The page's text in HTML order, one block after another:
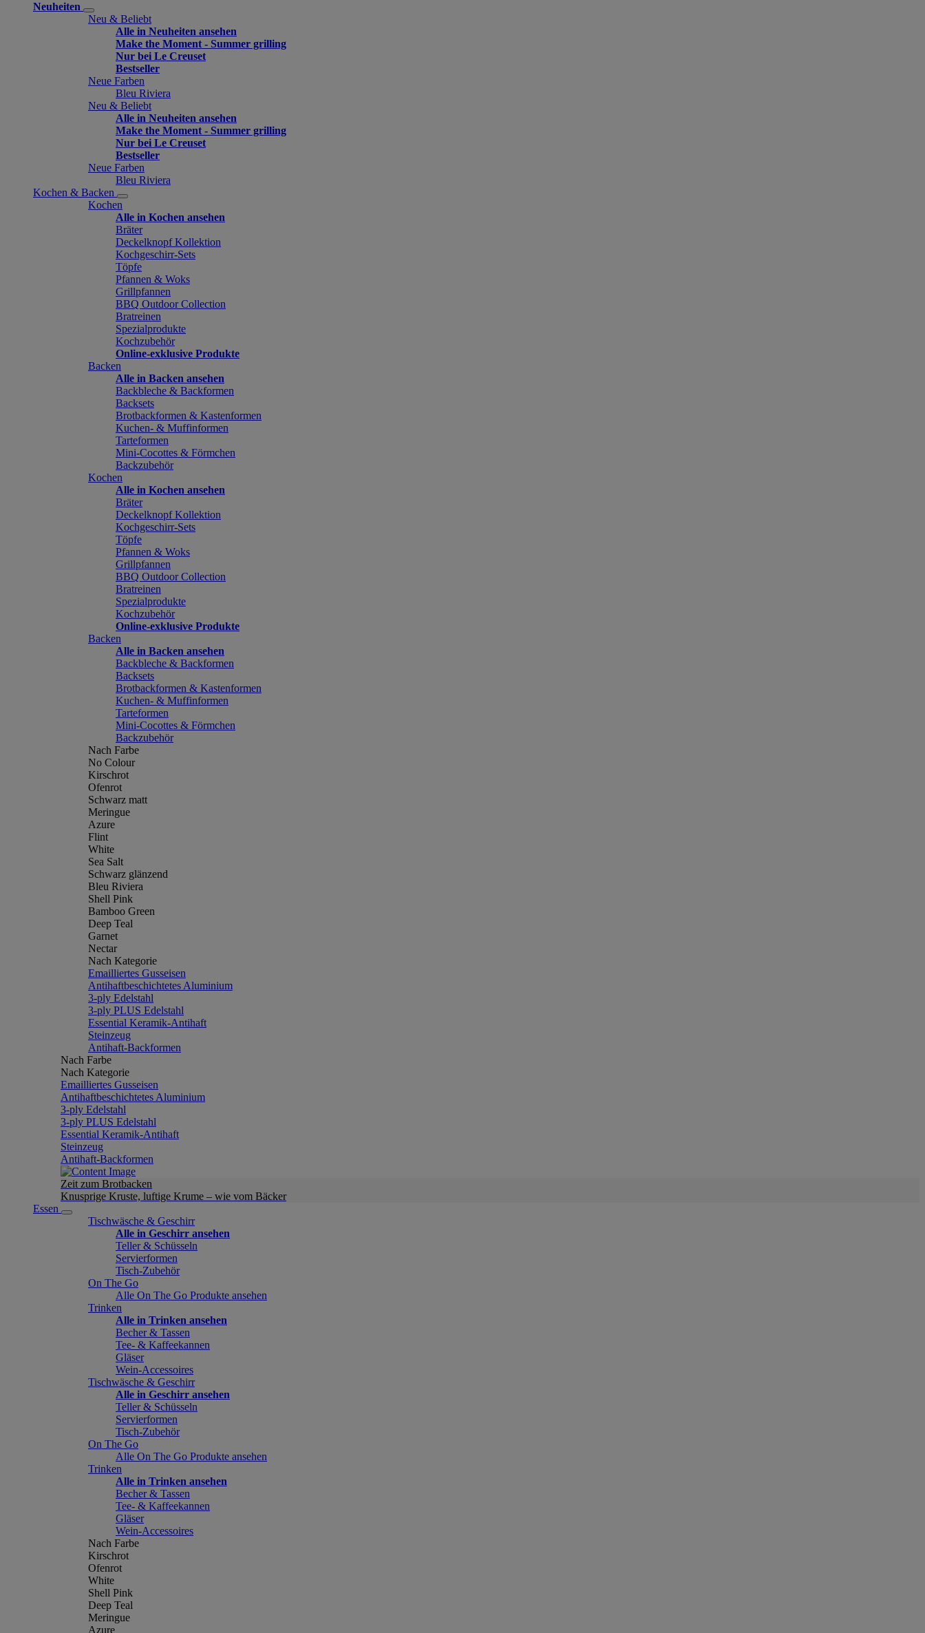
Neuheiten
Neu & Beliebt
Alle in Neuheiten ansehen
Make the Moment - Summer grilling
Nur bei Le Creuset
Bestseller
Neue Farben
Bleu Riviera
Neu & Beliebt
Alle in Neuheiten ansehen
Make the Moment - Summer grilling
Nur bei Le Creuset
Bestseller
Neue Farben
Bleu Riviera
Kochen & Backen
Kochen
Alle in Kochen ansehen
Bräter
Deckelknopf Kollektion
Kochgeschirr-Sets
Töpfe
Pfannen & Woks
Grillpfannen
BBQ Outdoor Collection
Bratreinen
Spezialprodukte
Kochzubehör
Online-exklusive Produkte
Backen
Alle in Backen ansehen
Backbleche & Backformen
Backsets
Brotbackformen & Kastenformen
Kuchen- & Muffinformen
Tarteformen
Mini-Cocottes & Förmchen
Backzubehör
Kochen
Alle in Kochen ansehen
Bräter
Deckelknopf Kollektion
Kochgeschirr-Sets
Töpfe
Pfannen & Woks
Grillpfannen
BBQ Outdoor Collection
Bratreinen
Spezialprodukte
Kochzubehör
Online-exklusive Produkte
Backen
Alle in Backen ansehen
Backbleche & Backformen
Backsets
Brotbackformen & Kastenformen
Kuchen- & Muffinformen
Tarteformen
Mini-Cocottes & Förmchen
Backzubehör
Nach Farbe
No Colour
Kirschrot
Ofenrot
Schwarz matt
Meringue
Azure
Flint
White
Sea Salt
Schwarz glänzend
Bleu Riviera
Shell Pink
Bamboo Green
Deep Teal
Garnet
Nectar
Nach Kategorie
Emailliertes Gusseisen
Antihaftbeschichtetes Aluminium
3-ply Edelstahl
3-ply PLUS Edelstahl
Essential Keramik-Antihaft
Steinzeug
Antihaft-Backformen
Nach Farbe
Nach Kategorie
Emailliertes Gusseisen
Antihaftbeschichtetes Aluminium
3-ply Edelstahl
3-ply PLUS Edelstahl
Essential Keramik-Antihaft
Steinzeug
Antihaft-Backformen
Zeit zum Brotbacken
Knusprige Kruste, luftige Krume – wie vom Bäcker
Essen
Tischwäsche & Geschirr
Alle in Geschirr ansehen
Teller & Schüsseln
Servierformen
Tisch-Zubehör
On The Go
Alle On The Go Produkte ansehen
Trinken
Alle in Trinken ansehen
Becher & Tassen
Tee- & Kaffeekannen
Gläser
Wein-Accessoires
Tischwäsche & Geschirr
Alle in Geschirr ansehen
Teller & Schüsseln
Servierformen
Tisch-Zubehör
On The Go
Alle On The Go Produkte ansehen
Trinken
Alle in Trinken ansehen
Becher & Tassen
Tee- & Kaffeekannen
Gläser
Wein-Accessoires
Nach Farbe
Kirschrot
Ofenrot
White
Shell Pink
Deep Teal
Meringue
Azure